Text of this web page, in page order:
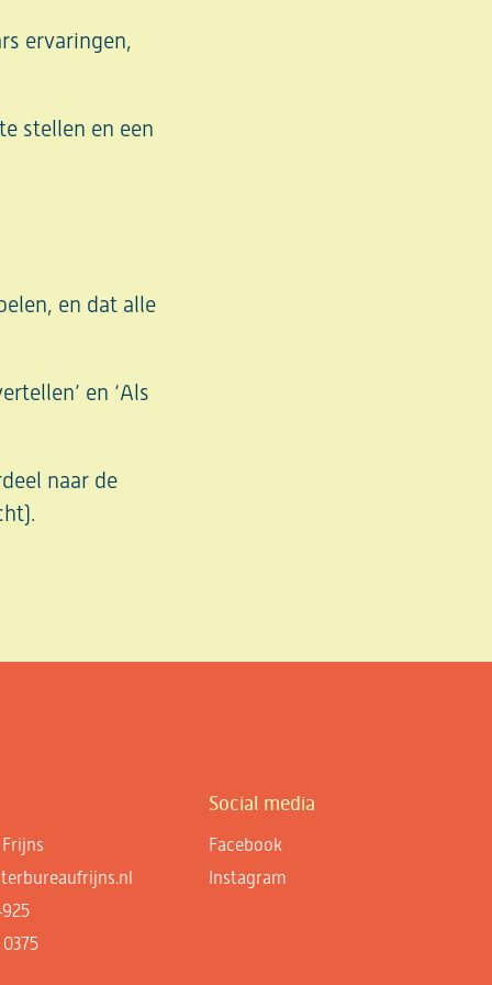
ervaringen,
stellen en een
en dat alle
en ‘Als
naar de
Social media
Facebook
Instagram